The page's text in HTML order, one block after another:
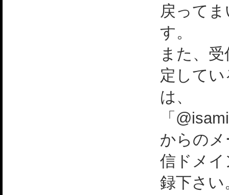
戻って
す。
また、
定して
は、
「
からの
信ドメ
録下さい